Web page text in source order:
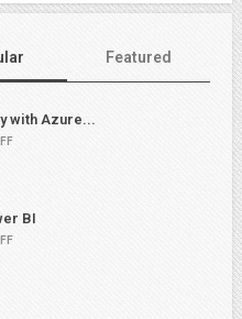
Featured
with Azure...
BI